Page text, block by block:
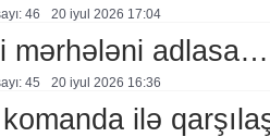
46 20 i̇yul 2026 17:04
mərhələni adlasa…
45 20 i̇yul 2026 16:36
ilə